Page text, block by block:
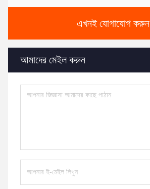
এখনই যোগাযোগ করুন
আমাদের মেইল করুন